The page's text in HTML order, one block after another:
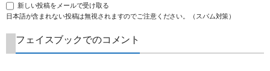
新しい投稿をメールで受け取る
日本語が含まれない投稿は無視されますのでご注意ください。（スパム対策）
フェイスブックでのコメント